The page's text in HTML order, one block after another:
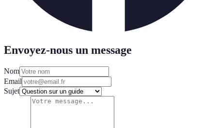
Envoyez-nous un message
Nom
Email
Sujet